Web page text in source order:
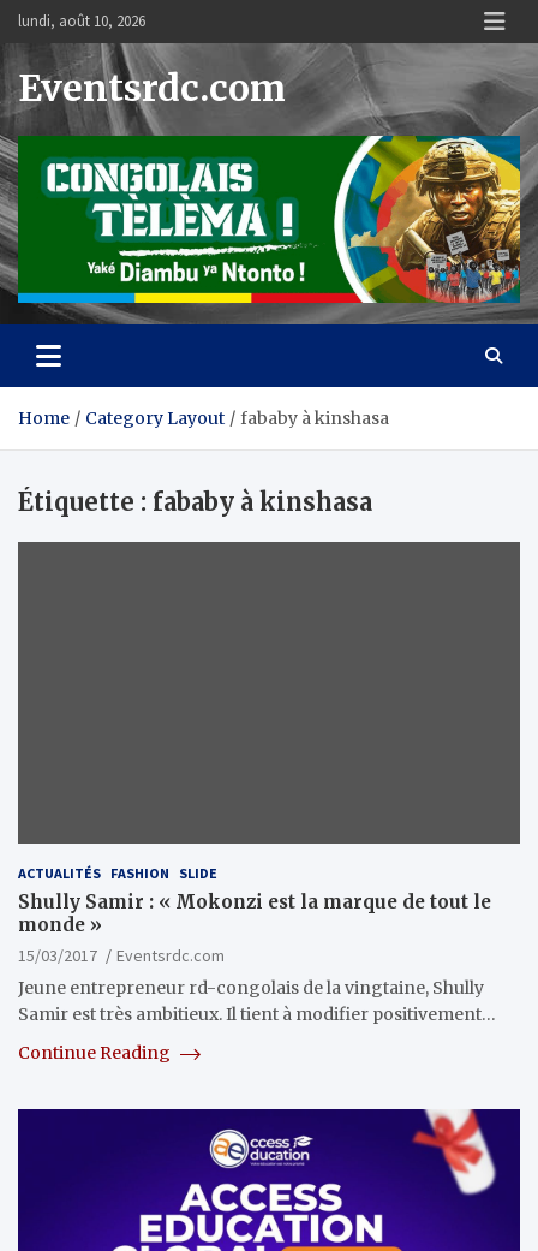
Skip
content
lundi, août 10, 2026
Eventsrdc.com
Home Category Layout fababy à kinshasa
Étiquette : fababy à kinshasa
ACTUALITÉS FASHION SLIDE
Shully Samir : « Mokonzi est la marque de tout le
monde »
15/03/2017
Eventsrdc.com
Jeune entrepreneur rd-congolais de la vingtaine, Shully
Samir est très ambitieux. Il tient à modifier positivement…
Continue Reading